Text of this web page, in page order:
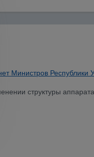
Министров Республики
структуры